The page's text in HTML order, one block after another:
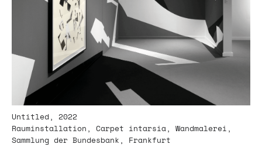
Untitled, 2022
Rauminstallation, Carpet intarsia, Wandmalerei,
Sammlung der Bundesbank, Frankfurt